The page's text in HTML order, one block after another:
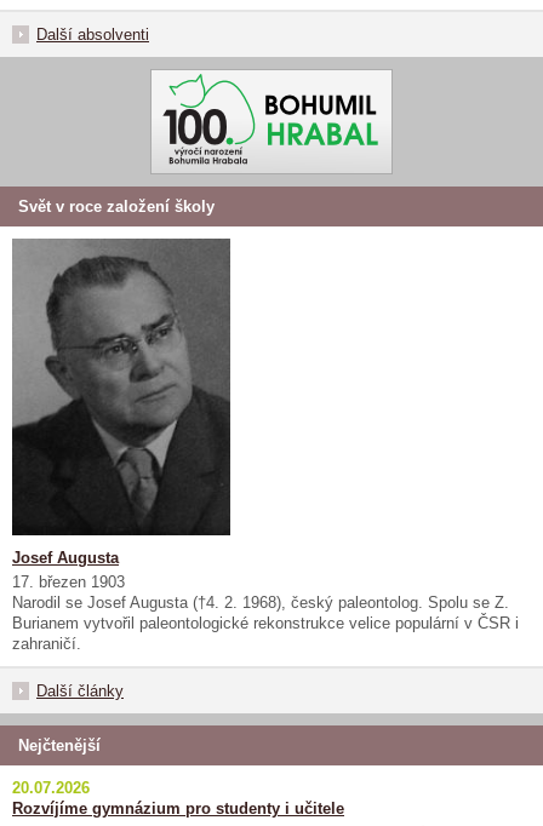
Další absolventi
Svět v roce založení školy
Josef Augusta
17. březen 1903
Narodil se Josef Augusta (†4. 2. 1968), český paleontolog. Spolu se Z.
Burianem vytvořil paleontologické rekonstrukce velice populární v ČSR i
zahraničí.
Další články
Nejčtenější
20.07.2026
Rozvíjíme gymnázium pro studenty i učitele